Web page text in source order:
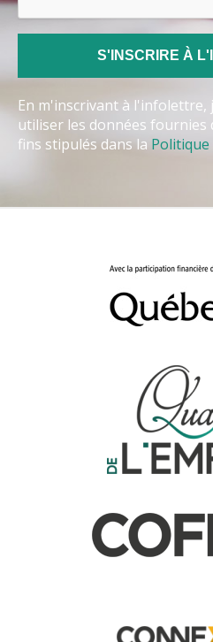
En m'inscrivant à l'infolettre,
utiliser les données fournies
fins stipulés dans la